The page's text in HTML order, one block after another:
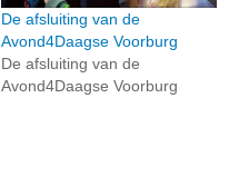
De afsluiting van de
Avond4Daagse Voorburg
De afsluiting van de
Avond4Daagse Voorburg